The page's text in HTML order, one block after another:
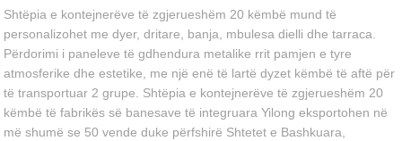
Shtëpia e kontejnerëve të zgjerueshëm 20 këmbë mund të
personalizohet me dyer, dritare, banja, mbulesa dielli dhe tarraca.
Përdorimi i paneleve të gdhendura metalike rrit pamjen e tyre
atmosferike dhe estetike, me një enë të lartë dyzet këmbë të aftë për
të transportuar 2 grupe. Shtëpia e kontejnerëve të zgjerueshëm 20
këmbë të fabrikës së banesave të integruara Yilong eksportohen në
më shumë se 50 vende duke përfshirë Shtetet e Bashkuara,